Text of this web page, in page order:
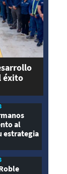
éxito
al
estrategia